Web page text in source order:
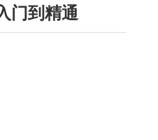
门到精通